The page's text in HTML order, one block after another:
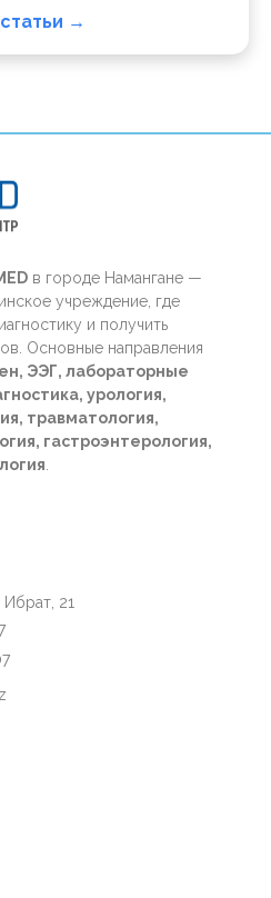
→
в городе Намангане —
учреждение, где
и получить
Основные направления
ЭЭГ, лабораторные
урология,
травматология,
гастроэнтерология,
.
Ибрат, 21